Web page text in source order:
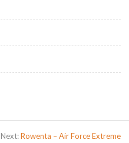
Next:Rowenta – Air Force Extreme